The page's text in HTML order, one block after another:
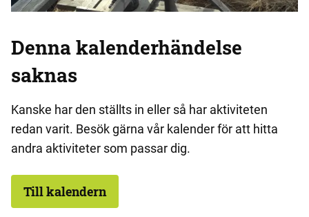
Denna kalenderhändelse
saknas
Kanske har den ställts in eller så har aktiviteten
redan varit. Besök gärna vår kalender för att hitta
andra aktiviteter som passar dig.
Till kalendern